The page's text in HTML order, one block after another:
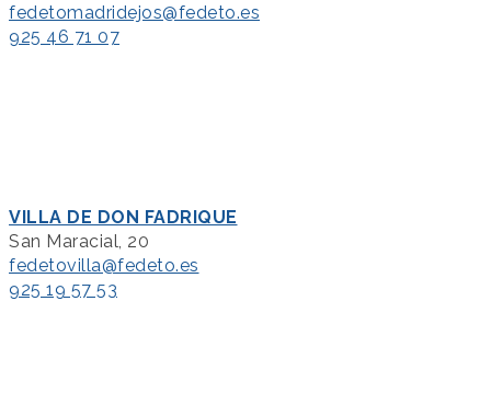
fedetomadridejos@fedeto.es
925 46 71 07
VILLA DE DON FADRIQUE
San Maracial, 20
fedetovilla@fedeto.es
925 19 57 53